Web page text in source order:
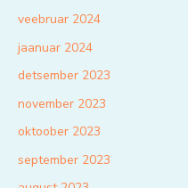
veebruar 2024
jaanuar 2024
detsember 2023
november 2023
oktoober 2023
september 2023